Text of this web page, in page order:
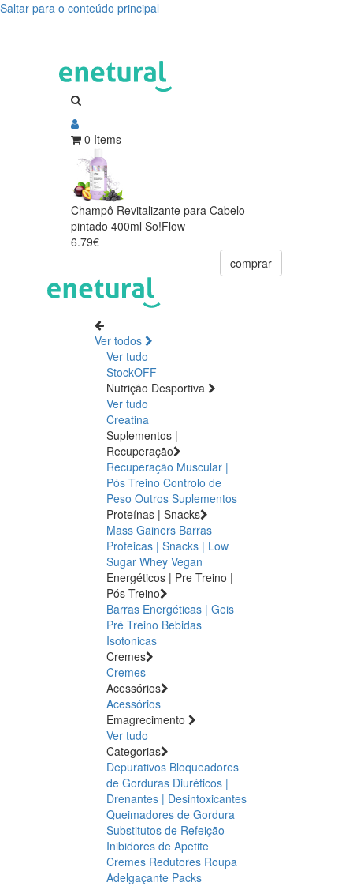
Saltar para o conteúdo principal
0 Items
Champô Revitalizante para Cabelo
pintado 400ml So!Flow
6.79€
comprar
Ver todos
Ver tudo
StockOFF
Nutrição Desportiva
Ver tudo
Creatina
Suplementos |
Recuperação
Recuperação Muscular |
Pós Treino Controlo de
Peso Outros Suplementos
Proteínas | Snacks
Mass Gainers Barras
Proteicas | Snacks | Low
Sugar Whey Vegan
Energéticos | Pre Treino |
Pós Treino
Barras Energéticas | Geis
Pré Treino Bebidas
Isotonicas
Cremes
Cremes
Acessórios
Acessórios
Emagrecimento
Ver tudo
Categorias
Depurativos Bloqueadores
de Gorduras Diuréticos |
Drenantes | Desintoxicantes
Queimadores de Gordura
Substitutos de Refeição
Inibidores de Apetite
Cremes Redutores Roupa
Adelgaçante Packs